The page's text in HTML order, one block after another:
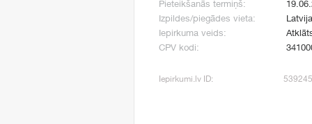
Pieteikšanās termiņš:
Izpildes/piegādes vieta:
Iepirkuma veids:
CPV kodi:
Iepirkumi.lv ID: